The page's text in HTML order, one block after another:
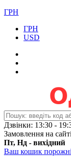
ГРН
ГРН
USD
Дзвінки: 13:30 -
Замовлення на
Пт, Нд - вихідний
Ваш кошик